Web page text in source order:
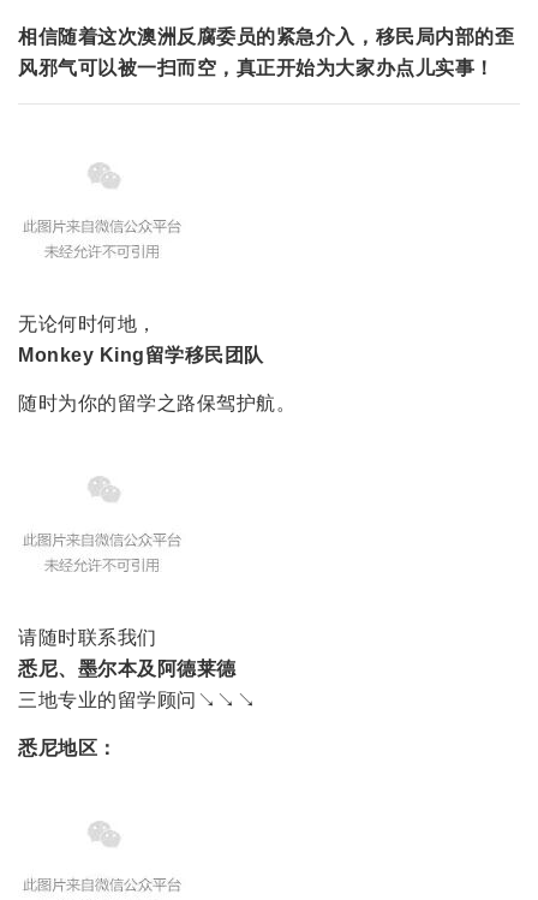
相信随着这次澳洲反腐委员的紧急介入，移民局内部的歪
风邪气可以被一扫而空，真正开始为大家办点儿实事！
无论何时何地，
Monkey King留学移民团队
随时为你的留学之路保驾护航。
请随时联系我们
悉尼、墨尔本及阿德莱德
三地专业的留学顾问↘↘↘
悉尼地区：